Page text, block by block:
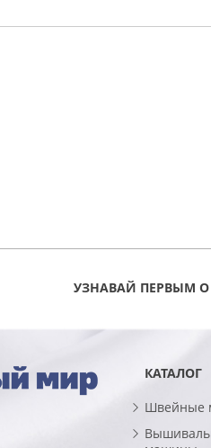
УЗНАВАЙ ПЕРВЫМ
КАТАЛОГ
Швейные